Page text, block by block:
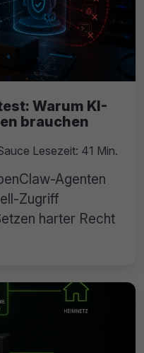
Warum KI-
brauchen
Lesezeit: 41 Min.
Agenten
Zugriff
harter Recht